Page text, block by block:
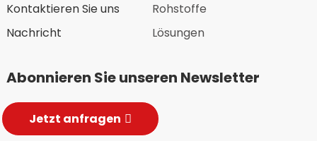
Kontaktieren Sie uns
Nachricht
Rohstoffe
Lösungen
Abonnieren Sie unseren Newsletter
Jetzt anfragen